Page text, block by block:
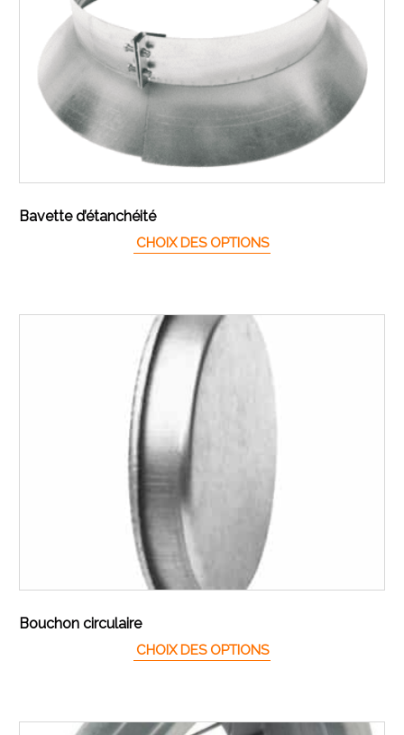
CONTACT
Bavette d’étanchéité
CHOIX DES OPTIONS
Bouchon circulaire
CHOIX DES OPTIONS